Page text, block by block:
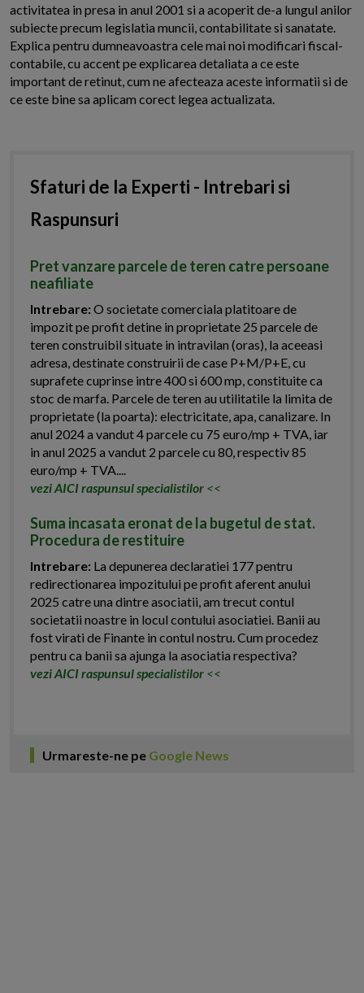
activitatea in presa in anul 2001 si a acoperit de-a lungul anilor
subiecte precum legislatia muncii, contabilitate si sanatate.
Explica pentru dumneavoastra cele mai noi modificari fiscal-
contabile, cu accent pe explicarea detaliata a ce este
important de retinut, cum ne afecteaza aceste informatii si de
ce este bine sa aplicam corect legea actualizata.
Sfaturi de la Experti - Intrebari si
Raspunsuri
Pret vanzare parcele de teren catre persoane
neafiliate
Intrebare:O societate comerciala platitoare de
impozit pe profit detine in proprietate 25 parcele de
teren construibil situate in intravilan (oras), la aceeasi
adresa, destinate construirii de case P+M/P+E, cu
suprafete cuprinse intre 400 si 600 mp, constituite ca
stoc de marfa. Parcele de teren au utilitatile la limita de
proprietate (la poarta): electricitate, apa, canalizare. In
anul 2024 a vandut 4 parcele cu 75 euro/mp + TVA, iar
in anul 2025 a vandut 2 parcele cu 80, respectiv 85
euro/mp + TVA....
vezi AICI raspunsul specialistilor <<
Suma incasata eronat de la bugetul de stat.
Procedura de restituire
Intrebare: La depunerea declaratiei 177 pentru
redirectionarea impozitului pe profit aferent anului
2025 catre una dintre asociatii, am trecut contul
societatii noastre in locul contului asociatiei. Banii au
fost virati de Finante in contul nostru. Cum procedez
pentru ca banii sa ajunga la asociatia respectiva?
vezi AICI raspunsul specialistilor <<
Urmareste-ne pe Google News